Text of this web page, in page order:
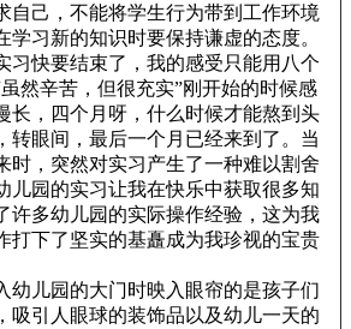
自己，不能将学生行为带到工作环境
学习新的知识时要保持谦虚的态度。
习快要结束了，我的感受只能用八个
然辛苦，但很充实”刚开始的时候感
长，四个月呀，什么时候才能熬到头
转眼间，最后一个月已经来到了。当
时，突然对实习产生了一种难以割舍
儿园的实习让我在快乐中获取很多知
许多幼儿园的实际操作经验，这为我
打下了坚实的基矗成为我珍视的宝贵
儿园的大门时映入眼帘的是孩子们
吸引人眼球的装饰品以及幼儿一天的